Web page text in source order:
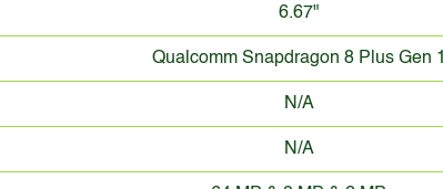
6.67"
Qualcomm Snapdragon 8 Plus Gen 1
N/A
N/A